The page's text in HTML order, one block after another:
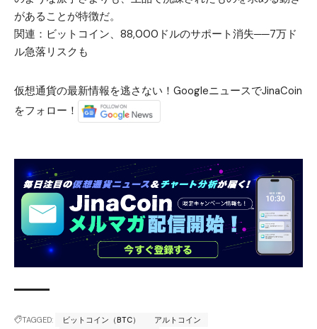
があることが特徴だ。
関連： ビットコイン、88,000ドルのサポート消失──7万ド
ル急落リスクも
仮想通貨の最新情報を逃さない！GoogleニュースでJinaCoin
をフォロー！
TAGGED: ビットコイン（BTC）
アルトコイン